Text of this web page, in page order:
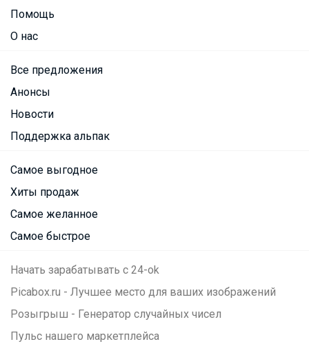
Помощь
О нас
Все предложения
Анонсы
Новости
Поддержка альпак
Самое выгодное
Хиты продаж
Самое желанное
Самое быстрое
Начать зарабатывать с 24-ok
Picabox.ru - Лучшее место для ваших изображений
Розыгрыш - Генератор случайных чисел
Пульс нашего маркетплейса